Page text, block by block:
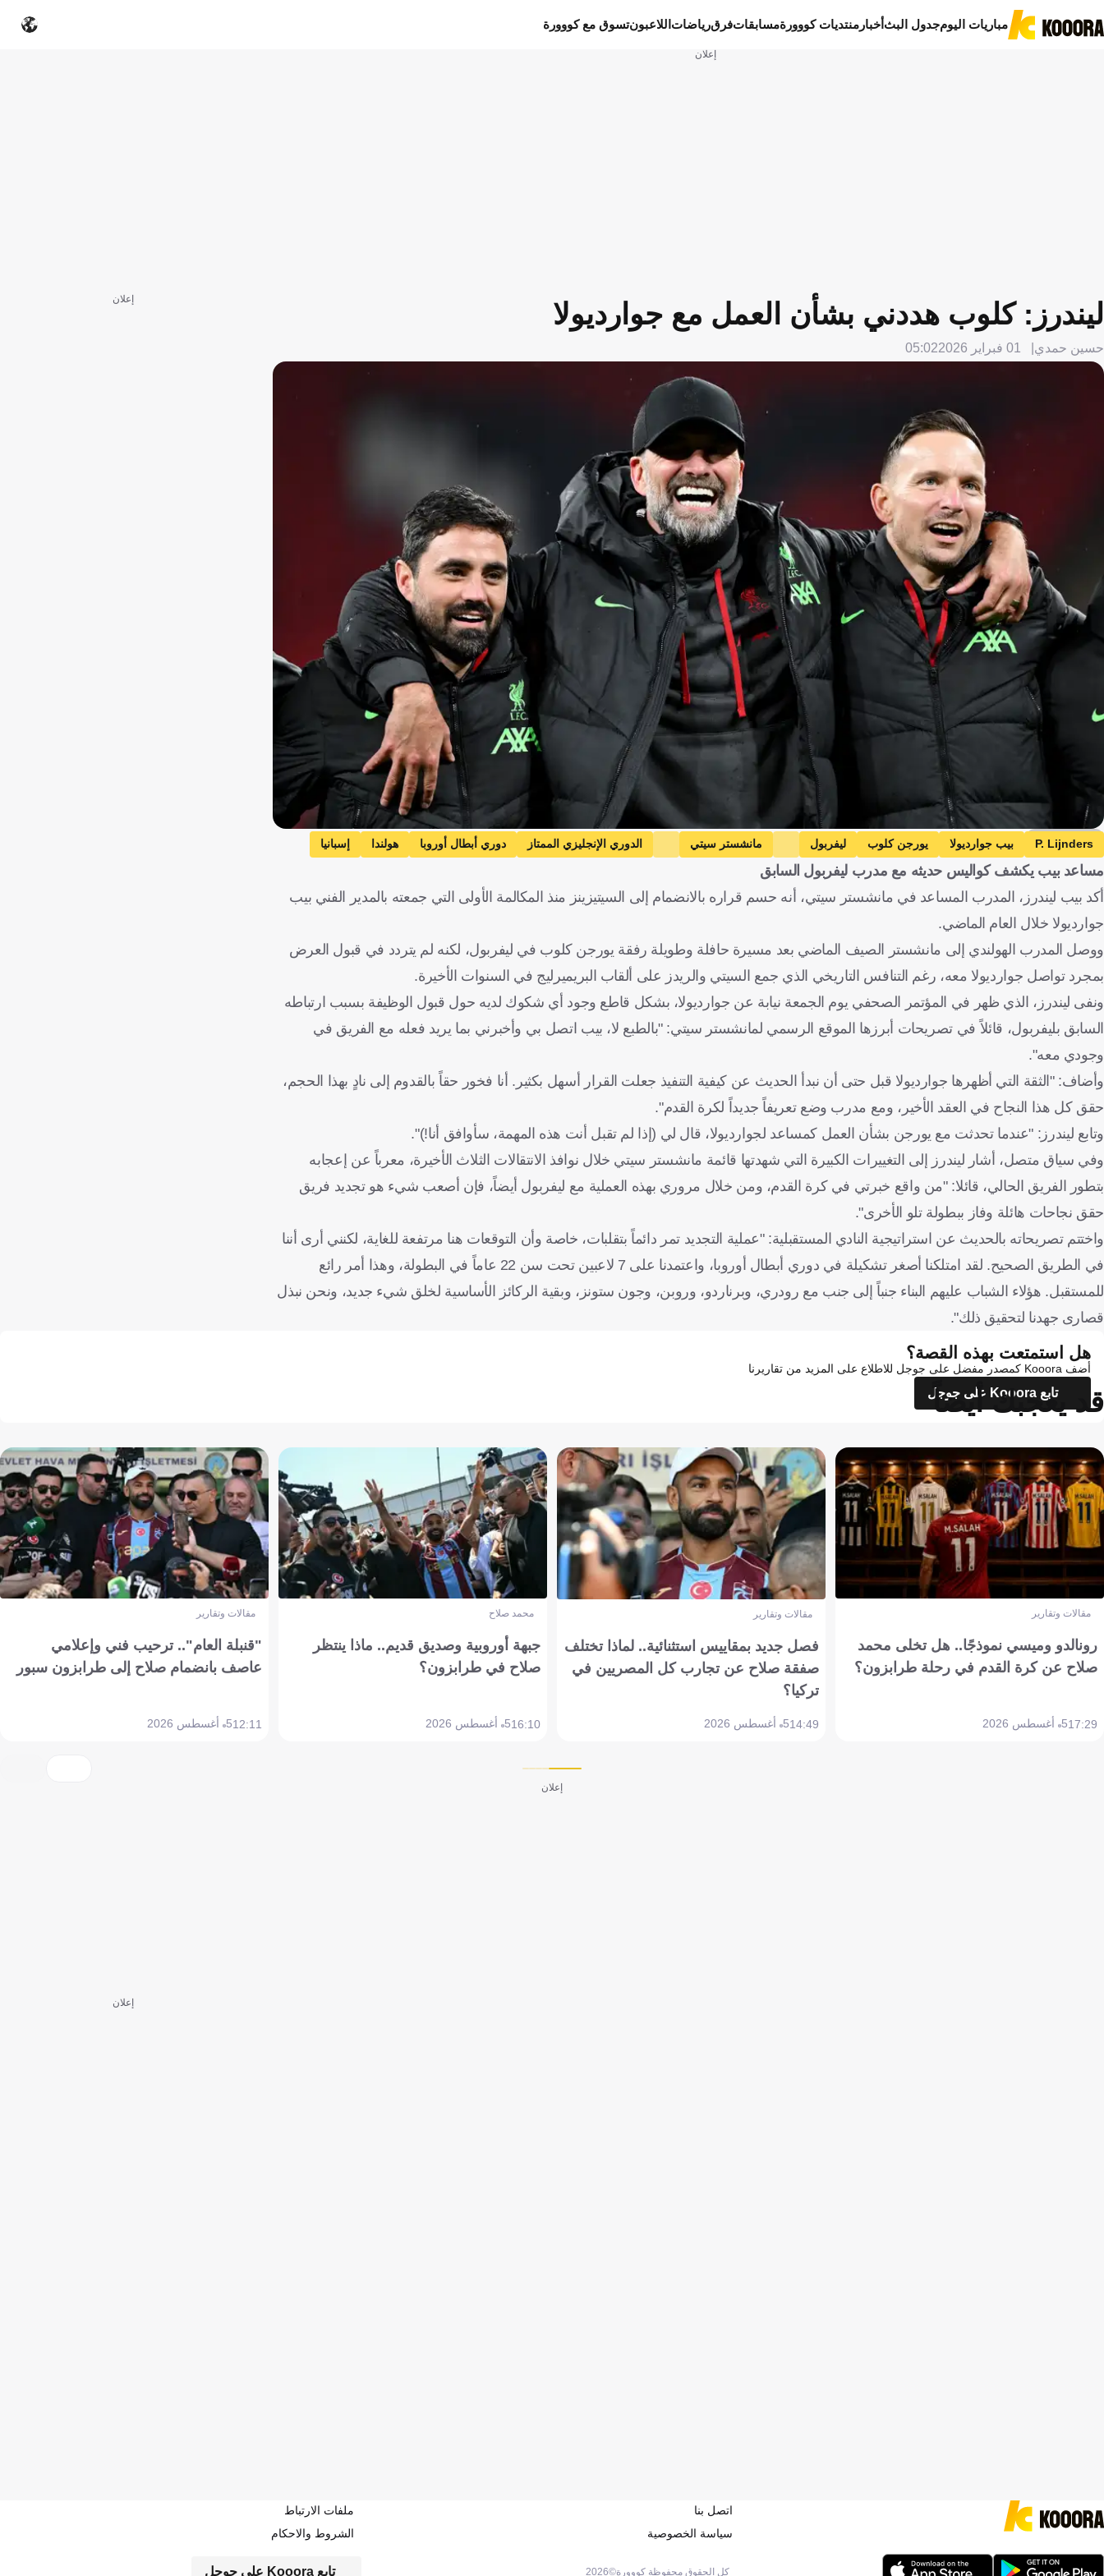
مباريات اليومجدول البثأخبار منتديات كووورةمسابقاتفرقرياضات اللاعبونتسوق مع كووورة
إعلان
ليندرز: كلوب هددني بشأن العمل مع جوارديولا
حسين حمدي 01 فبراير 2026 05:02
Getty Images
P. Lijnders بيب جوارديولا يورجن كلوب ليفربول مانشستر سيتي الدوري الإنجليزي الممتاز دوري أبطال أوروبا هولندا
إسبانيا
ألمانيا
إنجلترا كرة قدم
مساعد بيب يكشف كواليس حديثه مع مدرب ليفربول السابق
أكد بيب ليندرز، المدرب المساعد في مانشستر سيتي، أنه حسم قراره بالانضمام إلى السيتيزينز منذ المكالمة الأولى التي جمعته بالمدير الفني بيب
جوارديولا خلال العام الماضي.
ووصل المدرب الهولندي إلى مانشستر الصيف الماضي بعد مسيرة حافلة وطويلة رفقة يورجن كلوب في ليفربول، لكنه لم يتردد في قبول العرض
بمجرد تواصل جوارديولا معه، رغم التنافس التاريخي الذي جمع السيتي والريدز على ألقاب البريميرليج في السنوات الأخيرة.
ونفى ليندرز، الذي ظهر في المؤتمر الصحفي يوم الجمعة نيابة عن جوارديولا، بشكل قاطع وجود أي شكوك لديه حول قبول الوظيفة بسبب ارتباطه
السابق بليفربول، قائلاً في تصريحات أبرزها الموقع الرسمي لمانشستر سيتي: "بالطبع لا، بيب اتصل بي وأخبرني بما يريد فعله مع الفريق في
وجودي معه".
وأضاف: "الثقة التي أظهرها جوارديولا قبل حتى أن نبدأ الحديث عن كيفية التنفيذ جعلت القرار أسهل بكثير. أنا فخور حقاً بالقدوم إلى نادٍ بهذا الحجم،
حقق كل هذا النجاح في العقد الأخير، ومع مدرب وضع تعريفاً جديداً لكرة القدم".
وتابع ليندرز: "عندما تحدثت مع يورجن بشأن العمل كمساعد لجوارديولا، قال لي (إذا لم تقبل أنت هذه المهمة، سأوافق أنا!)".
وفي سياق متصل، أشار ليندرز إلى التغييرات الكبيرة التي شهدتها قائمة مانشستر سيتي خلال نوافذ الانتقالات الثلاث الأخيرة، معرباً عن إعجابه
بتطور الفريق الحالي، قائلا: "من واقع خبرتي في كرة القدم، ومن خلال مروري بهذه العملية مع ليفربول أيضاً، فإن أصعب شيء هو تجديد فريق
حقق نجاحات هائلة وفاز ببطولة تلو الأخرى".
واختتم تصريحاته بالحديث عن استراتيجية النادي المستقبلية: "عملية التجديد تمر دائماً بتقلبات، خاصة وأن التوقعات هنا مرتفعة للغاية، لكنني أرى أننا
في الطريق الصحيح. لقد امتلكنا أصغر تشكيلة في دوري أبطال أوروبا، واعتمدنا على 7 لاعبين تحت سن 22 عاماً في البطولة، وهذا أمر رائع
للمستقبل. هؤلاء الشباب عليهم البناء جنباً إلى جنب مع رودري، وبرناردو، وروبن، وجون ستونز، وبقية الركائز الأساسية لخلق شيء جديد، ونحن نبذل
قصارى جهدنا لتحقيق ذلك".
إعلان
هل استمتعت بهذه القصة؟
أضف Kooora كمصدر مفضل على جوجل للاطلاع على المزيد من تقاريرنا
تابع Kooora على جوجل
قد يعجبك أيضاً
مقالات وتقارير
رونالدو وميسي نموذجًا.. هل تخلى محمد
صلاح عن كرة القدم في رحلة طرابزون؟
17:295 أغسطس 2026
مقالات وتقارير
فصل جديد بمقاييس استثنائية.. لماذا تختلف
صفقة صلاح عن تجارب كل المصريين في
تركيا؟
14:495 أغسطس 2026
محمد صلاح
جبهة أوروبية وصديق قديم.. ماذا ينتظر
صلاح في طرابزون؟
16:105 أغسطس 2026
مقالات وتقارير
"قنبلة العام".. ترحيب فني وإعلامي
عاصف بانضمام صلاح إلى طرابزون سبور
12:115 أغسطس 2026
إعلان
إعلان
كل الحقوق محفوظة كووورة©2026 تابع Kooora على جوجل
اتصل بنا
ملفات الارتباط
سياسة الخصوصية
الشروط والاحكام